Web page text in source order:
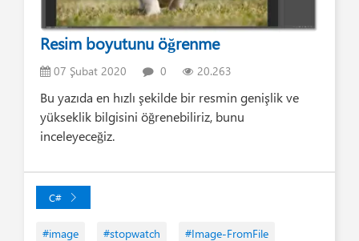
Resim boyutunu öğrenme
07 Şubat 2020 0 20.263
Bu yazıda en hızlı şekilde bir resmin genişlik ve
yükseklik bilgisini öğrenebiliriz, bunu
inceleyeceğiz.
C#
#image #stopwatch
#Image-FromFile